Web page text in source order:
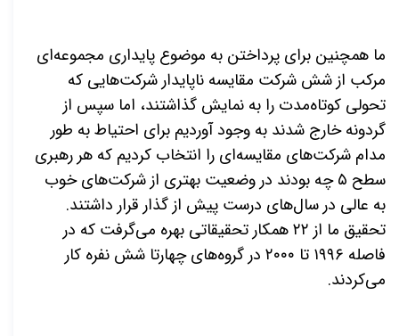
ما همچنین برای پرداختن به موضوع پایداری مجموعه‌ای
مرکب از شش شرکت مقایسه ناپایدار شرکت‌هایی که
تحولی کوتاه‌مدت را به نمایش گذاشتند، اما سپس از
گردونه خارج شدند به وجود آوردیم برای احتیاط به طور
مدام شرکت‌های مقایسه‌ای را انتخاب کردیم که هر رهبری
سطح ۵چه بودند در وضعیت بهتری از شرکت‌های خوب
به عالی در سال‌های درست پیش از گذار قرار داشتند.
تحقیق ما از ۲۲همکار تحقیقاتی بهره می‌گرفت که در
فاصله ۱۹۹۶ تا ۲۰۰۰ در گروه‌های چهارتا شش نفره کار
می‌کردند.